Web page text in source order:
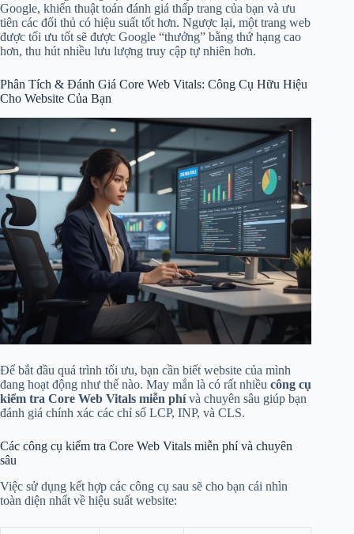
Google, khiến thuật toán đánh giá thấp trang của bạn và ưu
tiên các đối thủ có hiệu suất tốt hơn. Ngược lại, một trang web
được tối ưu tốt sẽ được Google “thưởng” bằng thứ hạng cao
hơn, thu hút nhiều lưu lượng truy cập tự nhiên hơn.
Phân Tích & Đánh Giá Core Web Vitals: Công Cụ Hữu Hiệu
Cho Website Của Bạn
Để bắt đầu quá trình tối ưu, bạn cần biết website của mình
đang hoạt động như thế nào. May mắn là có rất nhiều công cụ
kiểm tra Core Web Vitals miễn phívà chuyên sâu giúp bạn
đánh giá chính xác các chỉ số LCP, INP, và CLS.
Các công cụ kiểm tra Core Web Vitals miễn phí và chuyên
sâu
Việc sử dụng kết hợp các công cụ sau sẽ cho bạn cái nhìn
toàn diện nhất về hiệu suất website: